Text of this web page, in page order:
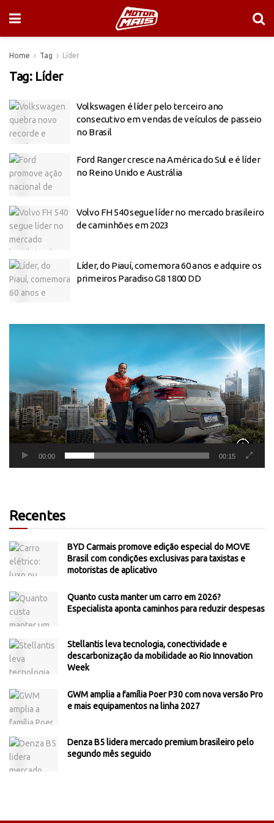
Home Tag Líder
Tag: Líder
Volkswagen é líder pelo terceiro ano
consecutivo em vendas de veículos de passeio
no Brasil
Ford Ranger cresce na América do Sul e é líder
no Reino Unido e Austrália
Volvo FH 540 segue líder no mercado brasileiro
de caminhões em 2023
Líder, do Piauí, comemora 60 anos e adquire os
primeiros Paradiso G8 1800 DD
00:00 00:15
Recentes
BYD Carmais promove edição especial do MOVE
Brasil com condições exclusivas para taxistas e
motoristas de aplicativo
Quanto custa manter um carro em 2026?
Especialista aponta caminhos para reduzir despesas
Stellantis leva tecnologia, conectividade e
descarbonização da mobilidade ao Rio Innovation
Week
GWM amplia a família Poer P30 com nova versão Pro
e mais equipamentos na linha 2027
Denza B5 lidera mercado premium brasileiro pelo
segundo mês seguido